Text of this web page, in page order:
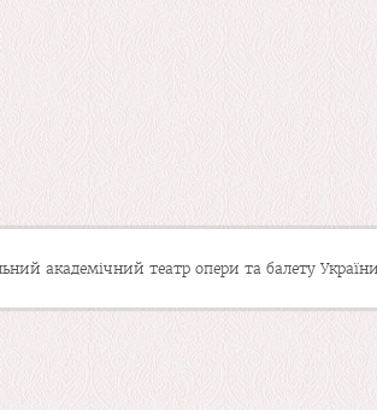
академічний театр опери та балету